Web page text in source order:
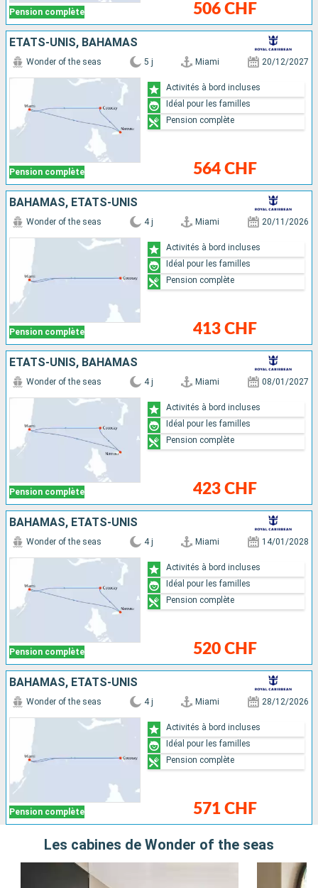
Pension complète 506 CHF
ÉTATS-UNIS, BAHAMAS
Pension complète
Wonder of the seas 5 j Miami 20/12/2027
564 CHF
Activités à bord incluses
Idéal pour les familles
Pension complète
BAHAMAS, ÉTATS-UNIS
Pension complète
Wonder of the seas 4 j Miami 20/11/2026
413 CHF
Activités à bord incluses
Idéal pour les familles
Pension complète
ÉTATS-UNIS, BAHAMAS
Pension complète
Wonder of the seas 4 j Miami 08/01/2027
423 CHF
Activités à bord incluses
Idéal pour les familles
Pension complète
BAHAMAS, ÉTATS-UNIS
Pension complète
Wonder of the seas 4 j Miami 14/01/2028
520 CHF
Activités à bord incluses
Idéal pour les familles
Pension complète
BAHAMAS, ÉTATS-UNIS
Pension complète
Wonder of the seas 4 j Miami 28/12/2026
571 CHF
Activités à bord incluses
Idéal pour les familles
Pension complète
Les cabines de Wonder of the seas